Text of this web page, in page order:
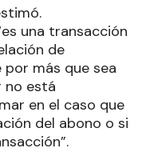
una transacción
de
por más que sea
no está
en el caso que
del abono o si